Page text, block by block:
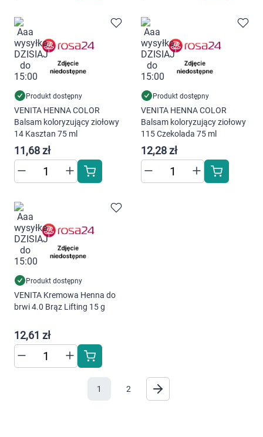
Produkt dostępny
VENITA HENNA COLOR
Balsam koloryzujący ziołowy
14 Kasztan 75 ml
11,68 zł
Produkt dostępny
VENITA HENNA COLOR
Balsam koloryzujący ziołowy
115 Czekolada 75 ml
12,28 zł
Produkt dostępny
VENITA Kremowa Henna do
brwi 4.0 Brąz Lifting 15 g
12,61 zł
1 2